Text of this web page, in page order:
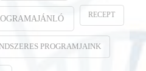
RECEPT
PROGRAMJAINK